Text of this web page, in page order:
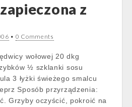
z
• 0 Comments
wołowej 20 dkg
½ szklanki sosu
3 łyżki świeżego smalcu
Sposób przyrządzenia:
Grzyby oczyścić, pokroić na